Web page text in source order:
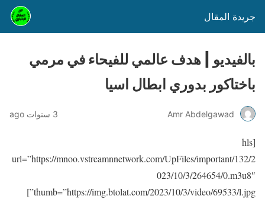
جريدة المقال
بالفيديو | هدف عالمي للفيحاء في مرمي
باختاكور بدوري ابطال اسيا
Amr Abdelgawad 3 سنوات ago
[hls
url=”https://mnoo.vstreamnnetwork.com/UpFiles/important/132/2
023/10/3/264654/0.m3u8″
thumb=”https://img.btolat.com/2023/10/3/video/69533/l.jpg”]